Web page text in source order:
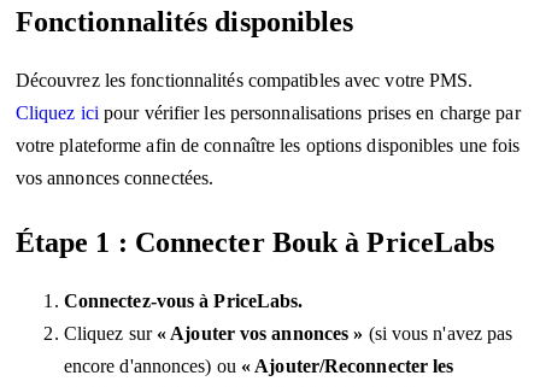
Fonctionnalités disponibles
Découvrez les fonctionnalités compatibles avec votre PMS.
Cliquez ici pour vérifier les personnalisations prises en charge par
votre plateforme afin de connaître les options disponibles une fois
vos annonces connectées.
Étape 1 : Connecter Bouk à PriceLabs
Connectez-vous à PriceLabs.
Cliquez sur « Ajouter vos annonces » (si vous n'avez pas
encore d'annonces) ou « Ajouter/Reconnecter les